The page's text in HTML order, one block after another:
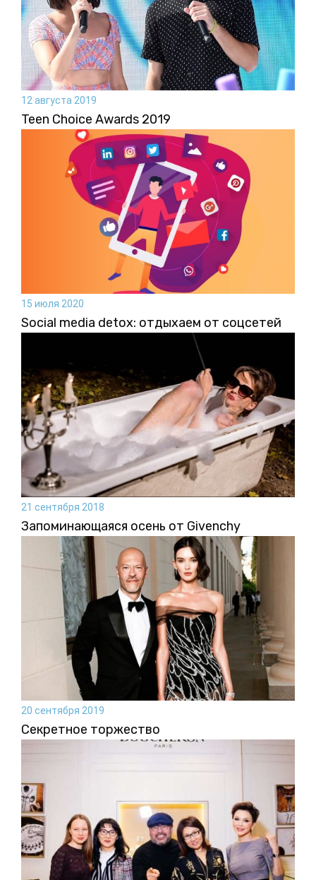
12 августа 2019
Teen Choice Awards 2019
15 июля 2020
Social media detox: отдыхаем от соцсетей
21 сентября 2018
Запоминающаяся осень от Givenchy
20 сентября 2019
Секретное торжество